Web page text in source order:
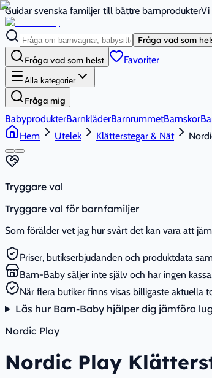
Guidar svenska familjer till bättre barnprodukterVi
Fråga vad som
Fråga vad som helst Favoriter
Alla kategorier
Fråga mig
BabyprodukterBarnkläderBarnrummetBarnskor
Hem
Utelek Klätterstegar & Nät
Tryggare val
Tryggare val för barnfamiljer
Som förälder vet jag hur svårt det kan vara att
Priser, butikserbjudanden och produktdata
Barn-Baby säljer inte själv och har ingen
När flera butiker finns visas billigaste aktuella
Läs hur Barn-Baby hjälper dig jämföra
Nordic Play
Nordic Play